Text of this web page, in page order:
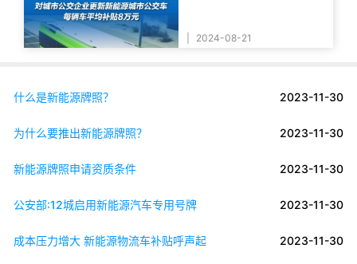
2024-08-21
什么是新能源牌照？ 2023-11-30
为什么要推出新能源牌照？ 2023-11-30
新能源牌照申请资质条件 2023-11-30
公安部:12城启用新能源汽车专用号牌 2023-11-30
成本压力增大 新能源物流车补贴呼声起 2023-11-30